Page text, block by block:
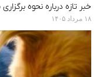
خبر تازه درباره نحوه
۱۸ مرداد ۱۴۰۵